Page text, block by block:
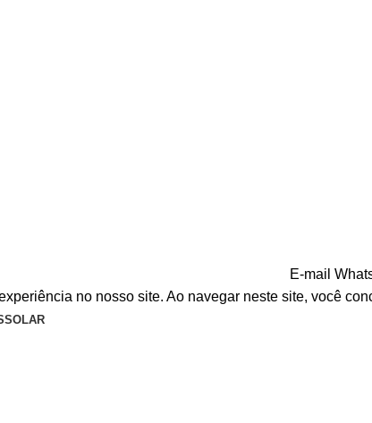
SOLAR
E-mail
no nosso site. Ao navegar neste site, você